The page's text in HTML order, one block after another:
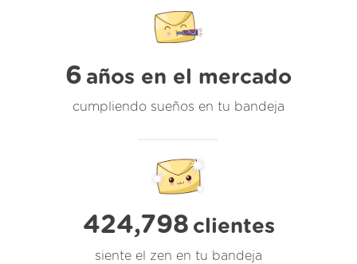
6 años en el mercado
cumpliendo sueños en tu bandeja
424,798 clientes
siente el zen en tu bandeja